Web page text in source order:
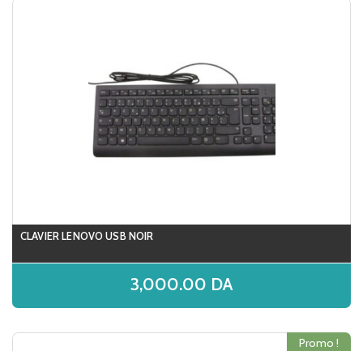
CLAVIER LENOVO USB NOIR
3,000.00 DA
Promo !